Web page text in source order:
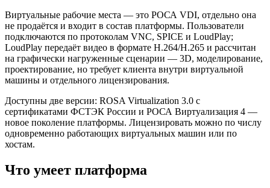
Виртуальные рабочие места — это РОСА VDI, отдельно она
не продаётся и входит в состав платформы. Пользователи
подключаются по протоколам VNC, SPICE и LoudPlay;
LoudPlay передаёт видео в формате H.264/H.265 и рассчитан
на графически нагруженные сценарии — 3D, моделирование,
проектирование, но требует клиента внутри виртуальной
машины и отдельного лицензирования.
Доступны две версии: ROSA Virtualization 3.0 с
сертификатами ФСТЭК России и РОСА Виртуализация 4 —
новое поколение платформы. Лицензировать можно по числу
одновременно работающих виртуальных машин или по
хостам.
Что умеет платформа